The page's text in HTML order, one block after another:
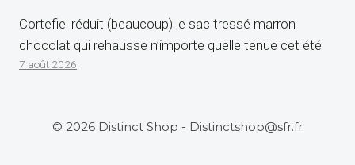
Cortefiel réduit (beaucoup) le sac tressé marron
chocolat qui rehausse n’importe quelle tenue cet été
7 août 2026
© 2026 Distinct Shop - Distinctshop@sfr.fr